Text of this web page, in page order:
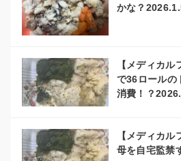
かな？
【メディカ
で36ロールの
消費！？
【メディカ
母を自宅監禁